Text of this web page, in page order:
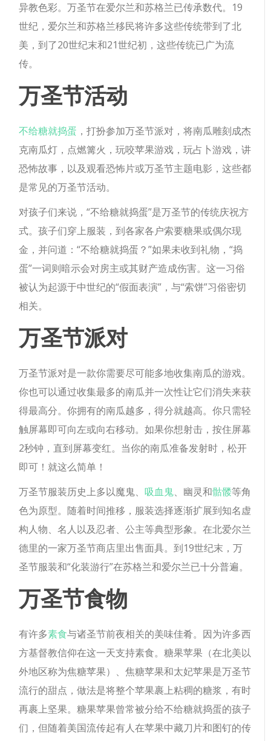
异教色彩。万圣节在爱尔兰和苏格兰已传承数代。19
世纪，爱尔兰和苏格兰移民将许多这些传统带到了北
美，到了20世纪末和21世纪初，这些传统已广为流
传。
万圣节活动
不给糖就捣蛋 ，打扮参加万圣节派对，将南瓜雕刻成杰
克南瓜灯，点燃篝火，玩咬苹果游戏，玩占卜游戏，讲
恐怖故事，以及观看恐怖片或万圣节主题电影，这些都
是常见的万圣节活动。
对孩子们来说，“不给糖就捣蛋”是万圣节的传统庆祝方
式。孩子们穿上服装，到各家各户索要糖果或偶尔现
金，并问道：“不给糖就捣蛋？”如果未收到礼物，“捣
蛋”一词则暗示会对房主或其财产造成伤害。这一习俗
被认为起源于中世纪的“假面表演”，与“索饼”习俗密切
相关。
万圣节派对
万圣节派对是一款你需要尽可能多地收集南瓜的游戏。
你也可以通过收集最多的南瓜并一次性让它们消失来获
得最高分。你拥有的南瓜越多，得分就越高。你只需轻
触屏幕即可向左或向右移动。如果你想射击，按住屏幕
2秒钟，直到屏幕变红。当你的南瓜准备发射时，松开
即可！就这么简单！
万圣节服装历史上多以魔鬼、吸血鬼、幽灵和骷髅等角
色为原型。随着时间推移，服装选择逐渐扩展到知名虚
构人物、名人以及忍者、公主等典型形象。在北爱尔兰
德里的一家万圣节商店里出售面具。到19世纪末，万
圣节服装和“化装游行”在苏格兰和爱尔兰已十分普遍。
万圣节食物
有许多素食与诸圣节前夜相关的美味佳肴。因为许多西
方基督教信仰在这一天支持素食。糖果苹果（在北美以
外地区称为焦糖苹果）、焦糖苹果和太妃苹果是万圣节
流行的甜点，做法是将整个苹果裹上粘稠的糖浆，有时
再裹上坚果。糖果苹果曾常被分给不给糖就捣蛋的孩子
们，但随着美国流传起有人在苹果中藏刀片和图钉的传